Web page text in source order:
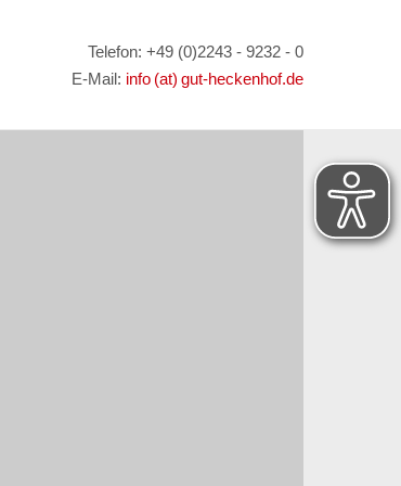
Telefon: +49 (0)2243 - 9232 - 0
E-Mail: info (at) gut-heckenhof.de